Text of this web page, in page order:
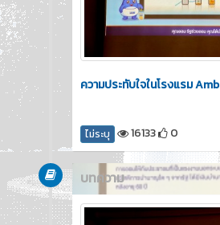
ความประทับใจในโรงแรม
ไม่ระบุ 16133 0
บทความ